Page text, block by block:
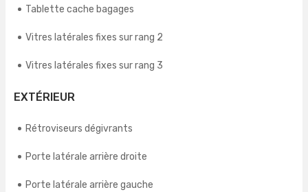
Tablette cache bagages
Vitres latérales fixes sur rang 2
Vitres latérales fixes sur rang 3
EXTÉRIEUR
Rétroviseurs dégivrants
Porte latérale arrière droite
Porte latérale arrière gauche